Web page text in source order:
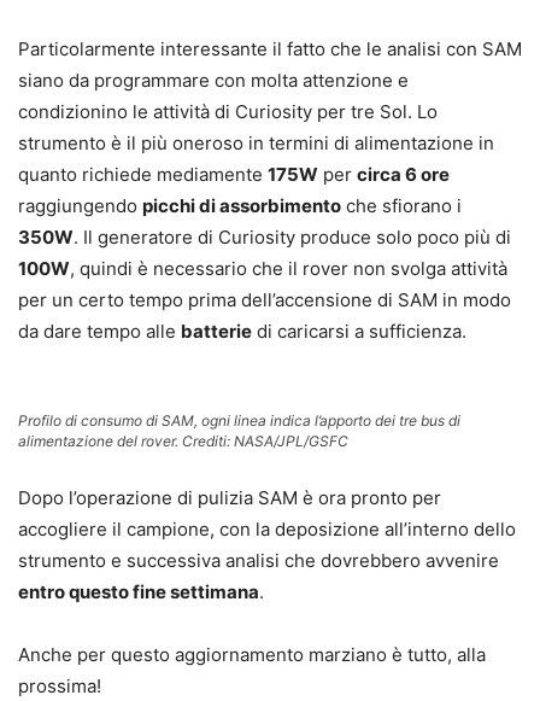
Particolarmente interessante il fatto che le analisi con SAM
siano da programmare con molta attenzione e
condizionino le attività di Curiosity per tre Sol. Lo
strumento è il più oneroso in termini di alimentazione in
quanto richiede mediamente 175W per circa 6 ore
raggiungendo picchi di assorbimento che sfiorano i
350W. Il generatore di Curiosity produce solo poco più di
100W, quindi è necessario che il rover non svolga attività
per un certo tempo prima dell’accensione di SAM in modo
da dare tempo alle batterie di caricarsi a sufficienza.
Profilo di consumo di SAM, ogni linea indica l’apporto dei tre bus di
alimentazione del rover. Crediti: NASA/JPL/GSFC
Dopo l’operazione di pulizia SAM è ora pronto per
accogliere il campione, con la deposizione all’interno dello
strumento e successiva analisi che dovrebbero avvenire
entro questo fine settimana.
Anche per questo aggiornamento marziano è tutto, alla
prossima!